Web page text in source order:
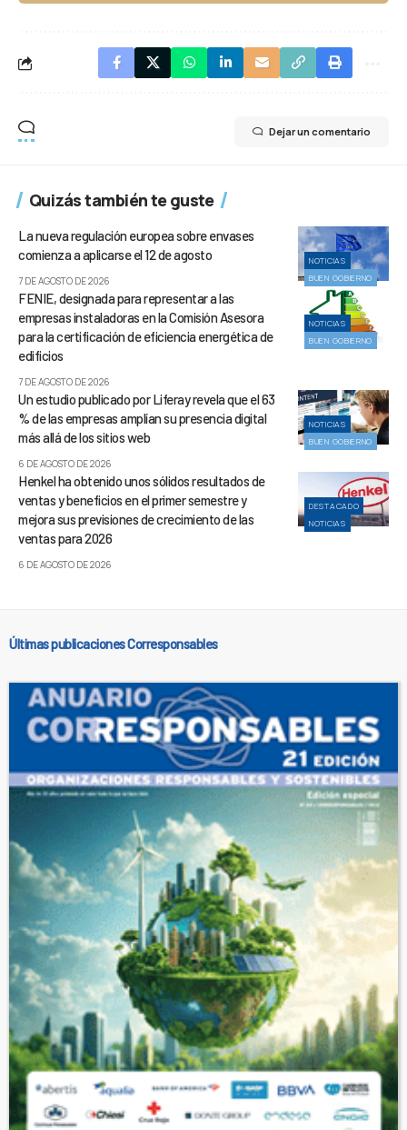
Dejar un comentario
Quizás también te guste
NOTICIAS
BUEN GOBIERNO
La nueva regulación europea sobre envases
comienza a aplicarse el 12 de agosto
7 DE AGOSTO DE 2026
NOTICIAS
BUEN GOBIERNO
FENIE, designada para representar a las
empresas instaladoras en la Comisión Asesora
para la certificación de eficiencia energética de
edificios
7 DE AGOSTO DE 2026
NOTICIAS
BUEN GOBIERNO
Un estudio publicado por Liferay revela que el 63
% de las empresas amplían su presencia digital
más allá de los sitios web
6 DE AGOSTO DE 2026
DESTACADO
NOTICIAS
Henkel ha obtenido unos sólidos resultados de
ventas y beneficios en el primer semestre y
mejora sus previsiones de crecimiento de las
ventas para 2026
6 DE AGOSTO DE 2026
Últimas publicaciones Corresponsables